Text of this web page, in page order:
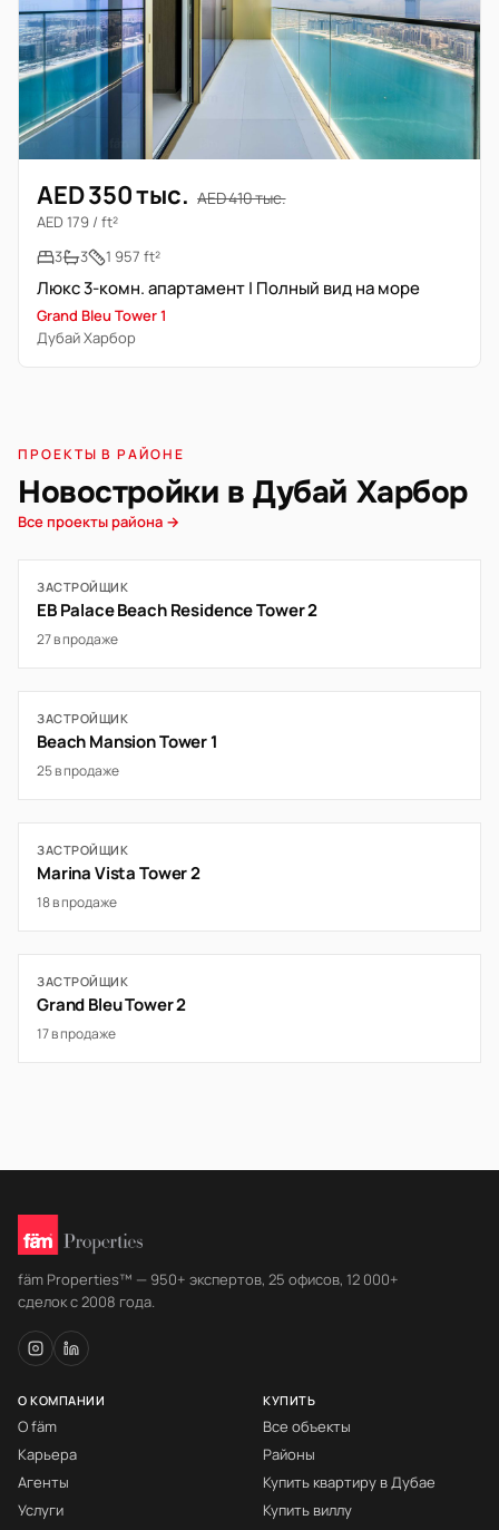
AED 350 тыс. AED 410 тыс.
AED 179 / ft²
3
3 1 957 ft²
Люкс 3-комн. апартамент | Полный вид на море
Grand Bleu Tower 1
Дубай Харбор
ПРОЕКТЫ В РАЙОНЕ
Новостройки в Дубай Харбор
Все проекты района →
ЗАСТРОЙЩИК
EB Palace Beach Residence Tower 2
27 в продаже
ЗАСТРОЙЩИК
Beach Mansion Tower 1
25 в продаже
ЗАСТРОЙЩИК
Marina Vista Tower 2
18 в продаже
ЗАСТРОЙЩИК
Grand Bleu Tower 2
17 в продаже
fäm Properties™ — 950+ экспертов, 25 офисов, 12 000+
сделок с 2008 года.
О КОМПАНИИ
О fäm
Карьера
Агенты
Услуги
КУПИТЬ
Все объекты
Районы
Купить квартиру в Дубае
Купить виллу